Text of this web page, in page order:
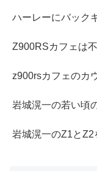
ハーレーにバック
Z900RSカフェは
z900rsカフェのカ
岩城滉一の若い頃
岩城滉一のZ1とZ2